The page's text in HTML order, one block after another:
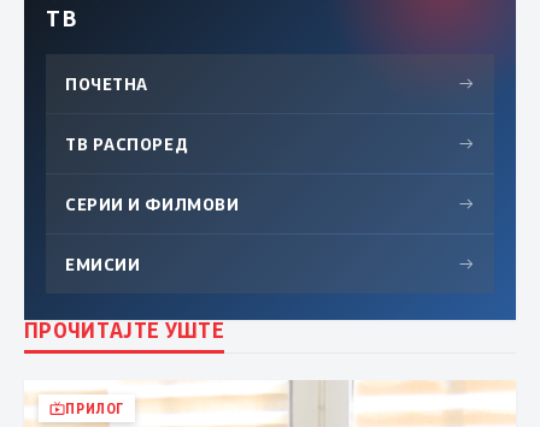
ТВ
ПОЧЕТНА →
ТВ РАСПОРЕД →
СЕРИИ И ФИЛМОВИ →
ЕМИСИИ →
ПРОЧИТАЈТЕ УШТЕ
ПРИЛОГ